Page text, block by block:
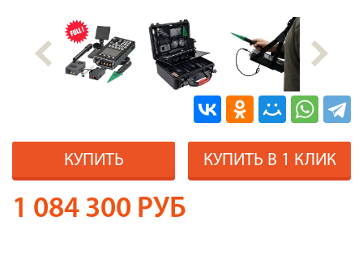
КУПИТЬ КУПИТЬ В 1 КЛИК
1 084 300 РУБ